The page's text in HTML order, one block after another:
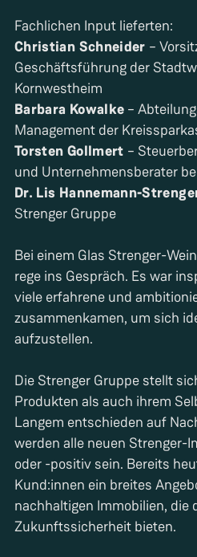
Christian Schneider –
Geschäftsführung der
Barbara Kowalke –
Torsten Gollmert –
Dr. Lis Hannemann-
Strenger Gruppe
Bei einem Glas Strenger-
rege ins Gespräch. Es war
viele erfahrene und
zusammenkamen, um sich
aufzustellen.
Die Strenger Gruppe stellt
Produkten als auch ihrem
Langem entschieden auf
werden alle neuen Strenger-
oder -positiv sein. Bereits
Kund:innen ein breites
nachhaltigen Immobilien, die
Zukunftssicherheit bieten.